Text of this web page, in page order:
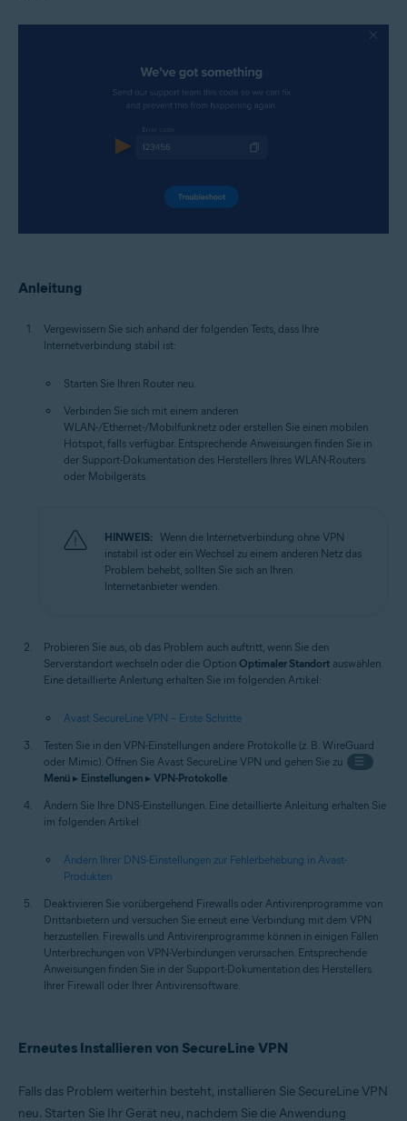
Anleitung
Vergewissern Sie sich anhand der folgenden Tests, dass Ihre
Internetverbindung stabil ist:
Starten Sie Ihren Router neu.
Verbinden Sie sich mit einem anderen
WLAN-/Ethernet-/Mobilfunknetz oder erstellen Sie einen mobilen
Hotspot, falls verfügbar. Entsprechende Anweisungen finden Sie in
der Support-Dokumentation des Herstellers Ihres WLAN-Routers
oder Mobilgeräts.
HINWEIS: Wenn die Internetverbindung ohne VPN
instabil ist oder ein Wechsel zu einem anderen Netz das
Problem behebt, sollten Sie sich an Ihren
Internetanbieter wenden.
Probieren Sie aus, ob das Problem auch auftritt, wenn Sie den
Serverstandort wechseln oder die Option Optimaler Standort auswählen.
Eine detaillierte Anleitung erhalten Sie im folgenden Artikel:
Avast SecureLine VPN – Erste Schritte
Testen Sie in den VPN-Einstellungen andere Protokolle (z. B. WireGuard
oder Mimic). Öffnen Sie Avast SecureLine VPN und gehen Sie zu
☰
Menü ▸ Einstellungen ▸ VPN-Protokolle.
Ändern Sie Ihre DNS-Einstellungen. Eine detaillierte Anleitung erhalten Sie
im folgenden Artikel:
Ändern Ihrer DNS-Einstellungen zur Fehlerbehebung in Avast-
Produkten
Deaktivieren Sie vorübergehend Firewalls oder Antivirenprogramme von
Drittanbietern und versuchen Sie erneut eine Verbindung mit dem VPN
herzustellen. Firewalls und Antivirenprogramme können in einigen Fällen
Unterbrechungen von VPN-Verbindungen verursachen. Entsprechende
Anweisungen finden Sie in der Support-Dokumentation des Herstellers
Ihrer Firewall oder Ihrer Antivirensoftware.
Erneutes Installieren von SecureLine VPN
Falls das Problem weiterhin besteht, installieren Sie SecureLine VPN
neu. Starten Sie Ihr Gerät neu, nachdem Sie die Anwendung